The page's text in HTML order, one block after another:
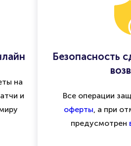
на
и
Безопасность
Все операции
оферты , а при
предусмотрен